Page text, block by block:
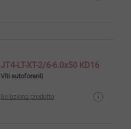
JT4-LT-XT-2/6-6.0x50 KD16
Viti autoforanti
Seleziona prodotto